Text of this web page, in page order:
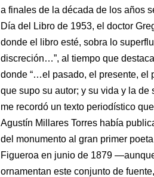
a finales de la década de los años
Día del Libro de 1953, el doctor
donde el libro esté, sobra lo
discreción…”, al tiempo que
donde “…el pasado, el presente, el
que supo su autor; y su vida y la
me recordó un texto periodístico
Agustín Millares Torres había
del monumento al gran primer
Figueroa en junio de 1879
ornamentan este conjunto de